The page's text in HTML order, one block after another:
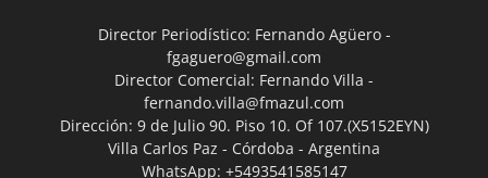
Director Periodístico: Fernando Agüero -
fgaguero@gmail.com
Director Comercial: Fernando Villa -
fernando.villa@fmazul.com
Dirección: 9 de Julio 90. Piso 10. Of 107.(X5152EYN)
Villa Carlos Paz - Córdoba - Argentina
WhatsApp: +5493541585147